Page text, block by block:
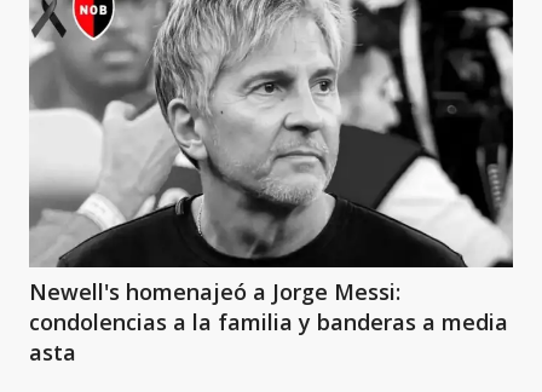
Newell's homenajeó a Jorge Messi:
condolencias a la familia y banderas a media
asta